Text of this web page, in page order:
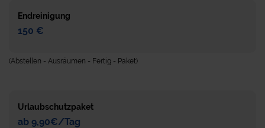
Endreinigung
150 €
(Abstellen - Ausräumen - Fertig - Paket)
Urlaubschutzpaket
ab 9,90€/Tag